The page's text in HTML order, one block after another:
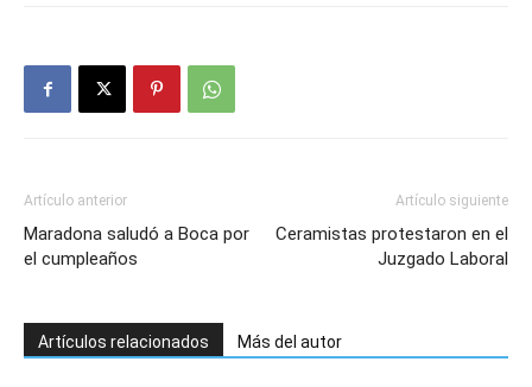
Artículo anterior
Maradona saludó a Boca por
el cumpleaños
Artículo siguiente
Ceramistas protestaron en el
Juzgado Laboral
Artículos relacionados Más del autor